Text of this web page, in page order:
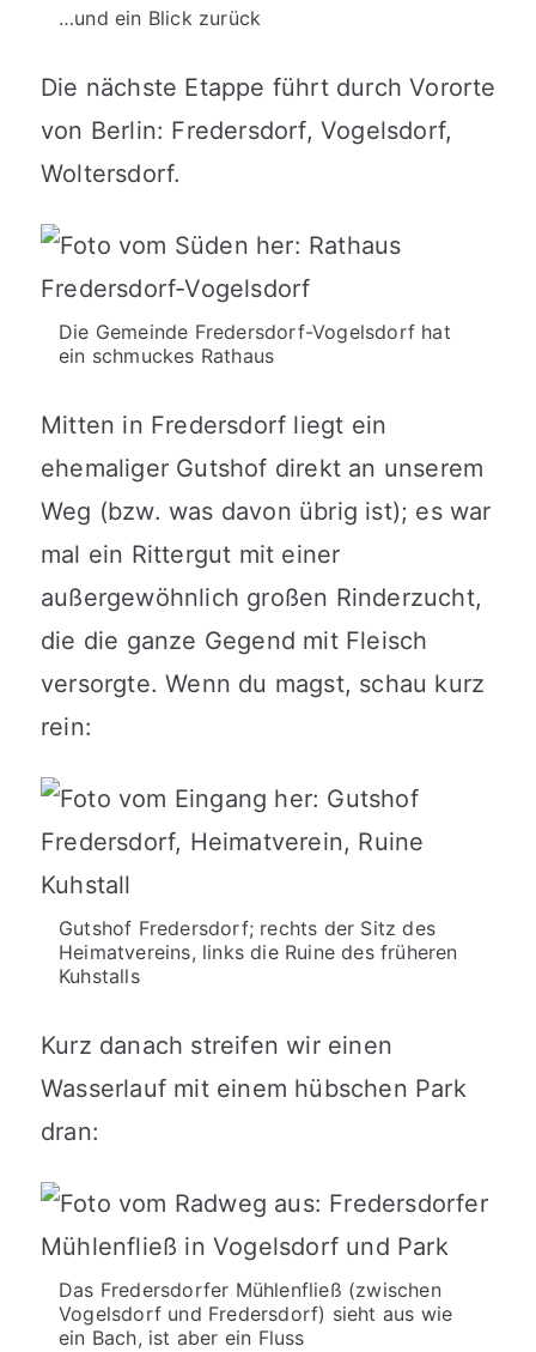
…und ein Blick zurück
Die nächste Etappe führt durch Vororte
von Berlin: Fredersdorf, Vogelsdorf,
Woltersdorf.
Die Gemeinde Fredersdorf-Vogelsdorf hat
ein schmuckes Rathaus
Mitten in Fredersdorf liegt ein
ehemaliger Gutshof direkt an unserem
Weg (bzw. was davon übrig ist); es war
mal ein Rittergut mit einer
außergewöhnlich großen Rinderzucht,
die die ganze Gegend mit Fleisch
versorgte. Wenn du magst, schau kurz
rein:
Gutshof Fredersdorf; rechts der Sitz des
Heimatvereins, links die Ruine des früheren
Kuhstalls
Kurz danach streifen wir einen
Wasserlauf mit einem hübschen Park
dran:
Das Fredersdorfer Mühlenfließ (zwischen
Vogelsdorf und Fredersdorf) sieht aus wie
ein Bach, ist aber ein Fluss